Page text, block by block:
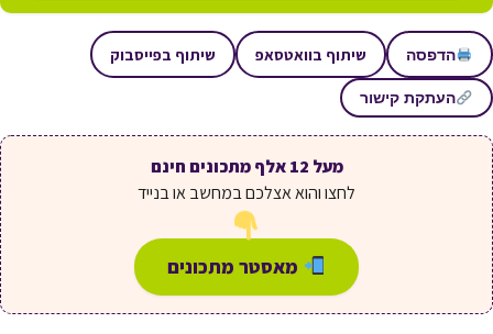
הדפסה שיתוף בוואטסאפ שיתוף בפייסבוק
העתקת קישור
מעל 12 אלף מתכונים חינם
לחצו והוא אצלכם במחשב או בנייד
מאסטר מתכונים